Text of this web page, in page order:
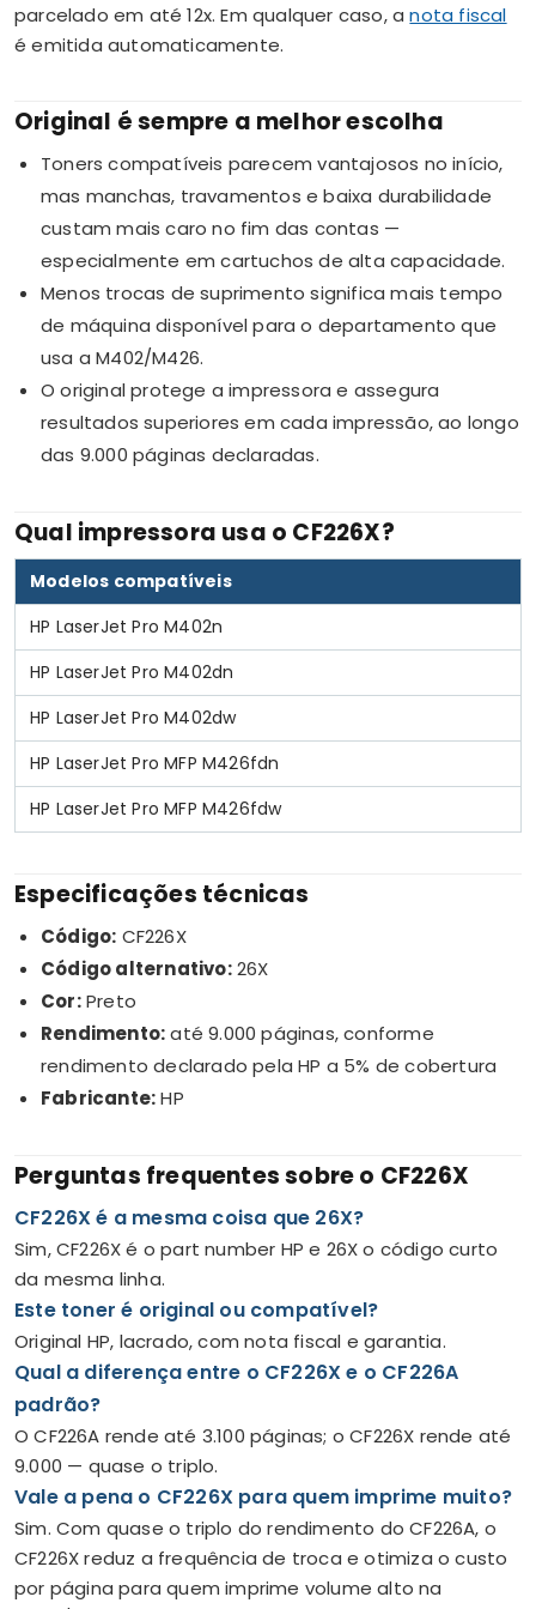
parcelado em até 12x. Em qualquer caso, anota fiscal
é emitida automaticamente.
Original é sempre a melhor escolha
Toners compatíveis parecem vantajosos no início,
mas manchas, travamentos e baixa durabilidade
custam mais caro no fim das contas —
especialmente em cartuchos de alta capacidade.
Menos trocas de suprimento significa mais tempo
de máquina disponível para o departamento que
usa a M402/M426.
O original protege a impressora e assegura
resultados superiores em cada impressão, ao longo
das 9.000 páginas declaradas.
Qual impressora usa o CF226X?
Modelos compatíveis
HP LaserJet Pro M402n
HP LaserJet Pro M402dn
HP LaserJet Pro M402dw
HP LaserJet Pro MFP M426fdn
HP LaserJet Pro MFP M426fdw
Especificações técnicas
Código: CF226X
Código alternativo:26X
Cor:Preto
Rendimento:até 9.000 páginas, conforme
rendimento declarado pela HP a 5% de cobertura
Fabricante:HP
Perguntas frequentes sobre o CF226X
CF226X é a mesma coisa que 26X?
Sim, CF226X é o part number HP e 26X o código curto
da mesma linha.
Este toner é original ou compatível?
Original HP, lacrado, com nota fiscal e garantia.
Qual a diferença entre o CF226X e o CF226A
padrão?
O CF226A rende até 3.100 páginas; o CF226X rende até
9.000 — quase o triplo.
Vale a pena o CF226X para quem imprime muito?
Sim. Com quase o triplo do rendimento do CF226A, o
CF226X reduz a frequência de troca e otimiza o custo
por página para quem imprime volume alto na